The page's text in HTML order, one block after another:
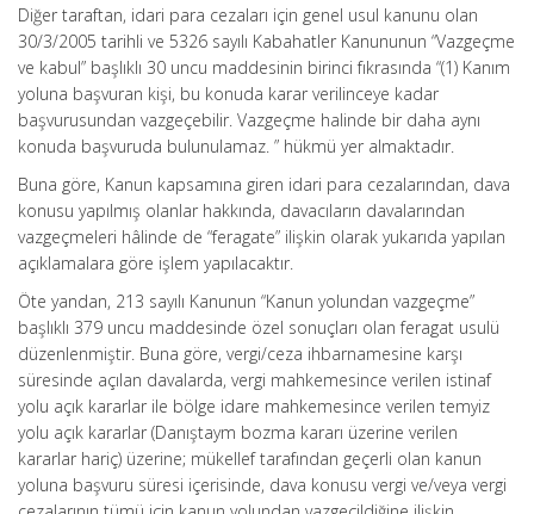
Diğer taraftan, idari para cezaları için genel usul kanunu olan
30/3/2005 tarihli ve 5326 sayılı Kabahatler Kanununun “Vazgeçme
ve kabul” başlıklı 30 uncu maddesinin birinci fıkrasında “(1) Kanım
yoluna başvuran kişi, bu konuda karar verilinceye kadar
başvurusundan vazgeçebilir. Vazgeçme halinde bir daha aynı
konuda başvuruda bulunulamaz. ” hükmü yer almaktadır.
Buna göre, Kanun kapsamına giren idari para cezalarından, dava
konusu yapılmış olanlar hakkında, davacıların davalarından
vazgeçmeleri hâlinde de “feragate” ilişkin olarak yukarıda yapılan
açıklamalara göre işlem yapılacaktır.
Öte yandan, 213 sayılı Kanunun “Kanun yolundan vazgeçme”
başlıklı 379 uncu maddesinde özel sonuçları olan feragat usulü
düzenlenmiştir. Buna göre, vergi/ceza ihbarnamesine karşı
süresinde açılan davalarda, vergi mahkemesince verilen istinaf
yolu açık kararlar ile bölge idare mahkemesince verilen temyiz
yolu açık kararlar (Danıştaym bozma kararı üzerine verilen
kararlar hariç) üzerine; mükellef tarafından geçerli olan kanun
yoluna başvuru süresi içerisinde, dava konusu vergi ve/veya vergi